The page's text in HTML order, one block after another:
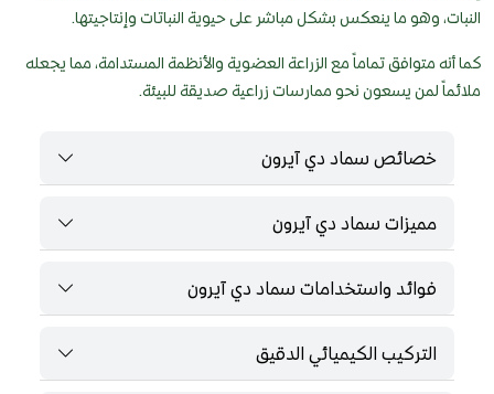
النبات، وهو ما ينعكس بشكل مباشر على حيوية النباتات وإنتاجيتها.
كما أنه متوافق تماماً مع الزراعة العضوية والأنظمة المستدامة، مما يجعله
ملائماً لمن يسعون نحو ممارسات زراعية صديقة للبيئة.
خصائص سماد دي آيرون
مميزات سماد دي آيرون
فوائد واستخدامات سماد دي آيرون
التركيب الكيميائي الدقيق